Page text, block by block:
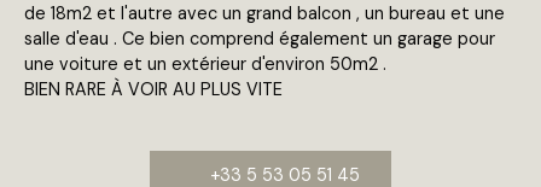
de 18m2 et l'autre avec un grand balcon , un bureau et une
salle d'eau . Ce bien comprend également un garage pour
une voiture et un extérieur d'environ 50m2 .
BIEN RARE À VOIR AU PLUS VITE
+33 5 53 05 51 45